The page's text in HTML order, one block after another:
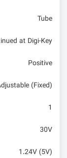
Tube
at Digi-Key
Positive
(Fixed)
1
30V
1.24V (5V)